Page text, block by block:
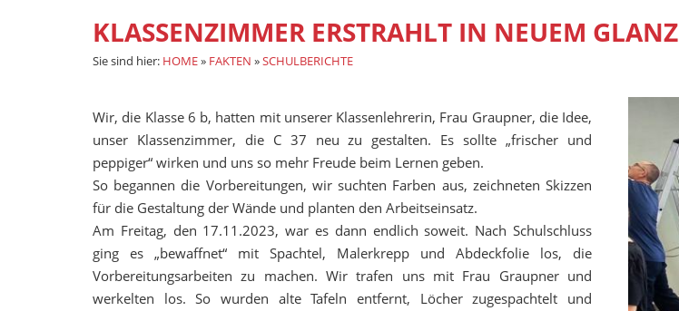
KLASSENZIMMER ERSTRAHLT IN NEUEM GLANZ
Sie sind hier: HOME» FAKTEN »SCHULBERICHTE
Wir, die Klasse 6 b, hatten mit unserer Klassenlehrerin, Frau Graupner, die Idee,
unser Klassenzimmer, die C 37 neu zu gestalten. Es sollte „frischer und
peppiger“ wirken und uns so mehr Freude beim Lernen geben.
So begannen die Vorbereitungen, wir suchten Farben aus, zeichneten Skizzen
für die Gestaltung der Wände und planten den Arbeitseinsatz.
Am Freitag, den 17.11.2023, war es dann endlich soweit. Nach Schulschluss
ging es „bewaffnet“ mit Spachtel, Malerkrepp und Abdeckfolie los, die
Vorbereitungsarbeiten zu machen. Wir trafen uns mit Frau Graupner und
werkelten los. So wurden alte Tafeln entfernt, Löcher zugespachtelt und